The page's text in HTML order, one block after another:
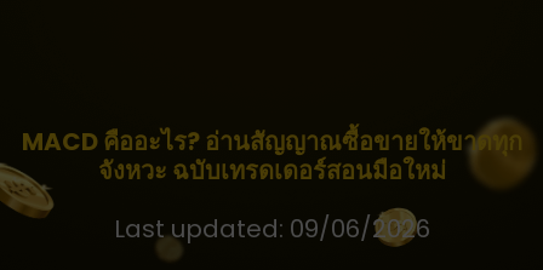
MACD คืออะไร? อ่านสัญญาณซื้อขายให้ขาดทุก
จังหวะ ฉบับเทรดเดอร์สอนมือใหม่
Last updated: 09/06/2026